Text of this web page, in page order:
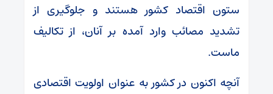
ستون اقتصاد کشور هستند و جلوگیری از
تشدید مصائب وارد آمده بر آنان، از تکالیف
ماست.
آنچه اکنون در کشور به عنوان اولویت اقتصادی